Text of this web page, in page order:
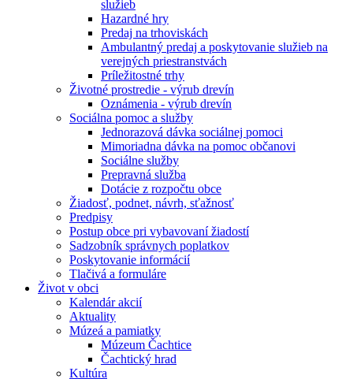
služieb
Hazardné hry
Predaj na trhoviskách
Ambulantný predaj a poskytovanie služieb na
verejných priestranstvách
Príležitostné trhy
Životné prostredie - výrub drevín
Oznámenia - výrub drevín
Sociálna pomoc a služby
Jednorazová dávka sociálnej pomoci
Mimoriadna dávka na pomoc občanovi
Sociálne služby
Prepravná služba
Dotácie z rozpočtu obce
Žiadosť, podnet, návrh, sťažnosť
Predpisy
Postup obce pri vybavovaní žiadostí
Sadzobník správnych poplatkov
Poskytovanie informácií
Tlačivá a formuláre
Život v obci
Kalendár akcií
Aktuality
Múzeá a pamiatky
Múzeum Čachtice
Čachtický hrad
Kultúra